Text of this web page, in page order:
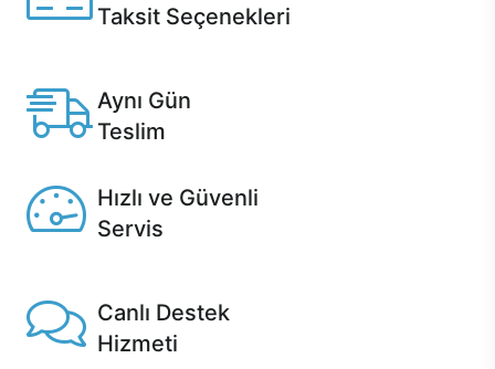
Taksit Seçenekleri
Aynı Gün
Teslim
Hızlı ve Güvenli
Servis
Canlı Destek
Hizmeti